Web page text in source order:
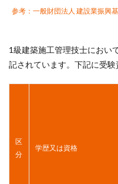
参考：一般財団法人 建設業振興
1級建築施工管理技士におい
記されています。下記に受験
区
分
学歴又は資格